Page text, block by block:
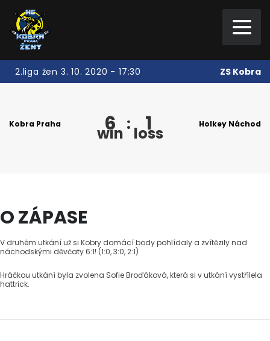
2.liga žen 3. 10. 2020 - 17:30 ZS Kobra
Kobra Praha 6
win : 1
loss Holkey Náchod
O ZÁPASE
V druhém utkání už si Kobry domácí body pohlídaly a zvítězily nad
náchodskými děvčaty 6:1! (1:0, 3:0, 2:1)
Hráčkou utkání byla zvolena Sofie Broďáková, která si v utkání vystřílela
hattrick.